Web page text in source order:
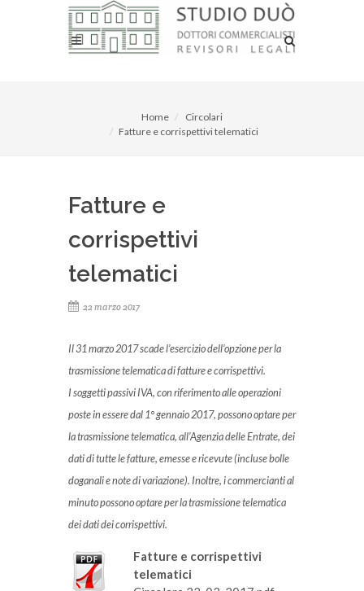
Home
Circolari
Fatture e corrispettivi telematici
Fatture e
corrispettivi
telematici
22 marzo 2017
Il 31 marzo 2017 scade l’esercizio dell’opzione per la
trasmissione telematica di fatture e corrispettivi.
I soggetti passivi IVA, con riferimento alle operazioni
poste in essere dal 1° gennaio 2017, possono optare per
la trasmissione telematica, all’Agenzia delle Entrate, dei
dati di tutte le fatture, emesse e ricevute (incluse bolle
doganali e note di variazione). Inoltre, i commercianti al
minuto possono optare per la trasmissione telematica
dei dati dei corrispettivi.
Fatture e corrispettivi
telematici